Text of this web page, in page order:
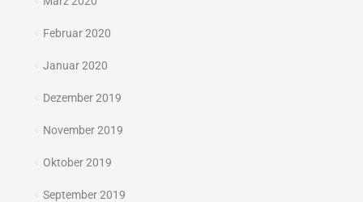
Februar 2020
Januar 2020
Dezember 2019
November 2019
Oktober 2019
September 2019